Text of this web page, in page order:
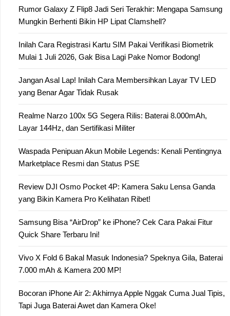
Rumor Galaxy Z Flip8 Jadi Seri Terakhir: Mengapa Samsung
Mungkin Berhenti Bikin HP Lipat Clamshell?
Inilah Cara Registrasi Kartu SIM Pakai Verifikasi Biometrik
Mulai 1 Juli 2026, Gak Bisa Lagi Pake Nomor Bodong!
Jangan Asal Lap! Inilah Cara Membersihkan Layar TV LED
yang Benar Agar Tidak Rusak
Realme Narzo 100x 5G Segera Rilis: Baterai 8.000mAh,
Layar 144Hz, dan Sertifikasi Militer
Waspada Penipuan Akun Mobile Legends: Kenali Pentingnya
Marketplace Resmi dan Status PSE
Review DJI Osmo Pocket 4P: Kamera Saku Lensa Ganda
yang Bikin Kamera Pro Kelihatan Ribet!
Samsung Bisa “AirDrop” ke iPhone? Cek Cara Pakai Fitur
Quick Share Terbaru Ini!
Vivo X Fold 6 Bakal Masuk Indonesia? Speknya Gila, Baterai
7.000 mAh & Kamera 200 MP!
Bocoran iPhone Air 2: Akhirnya Apple Nggak Cuma Jual Tipis,
Tapi Juga Baterai Awet dan Kamera Oke!